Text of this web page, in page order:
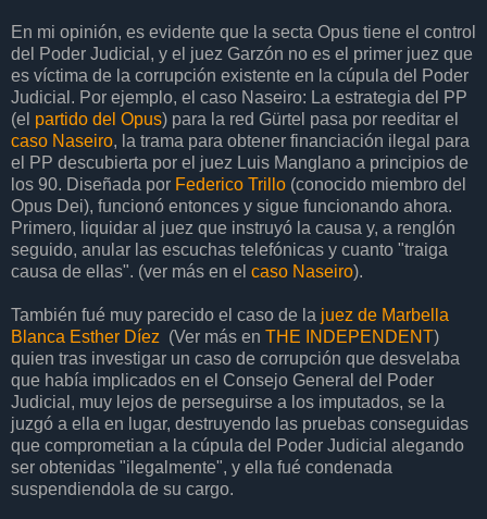
En mi opinión, es evidente que la secta Opus tiene el control
del Poder Judicial, y el juez Garzón no es el primer juez que
es víctima de la corrupción existente en la cúpula del Poder
Judicial. Por ejemplo, el caso Naseiro: La estrategia del PP
(el partido del Opus) para la red Gürtel pasa por reeditar el
caso Naseiro, la trama para obtener financiación ilegal para
el PP descubierta por el juez Luis Manglano a principios de
los 90. Diseñada por Federico Trillo (conocido miembro del
Opus Dei), funcionó entonces y sigue funcionando ahora.
Primero, liquidar al juez que instruyó la causa y, a renglón
seguido, anular las escuchas telefónicas y cuanto "traiga
causa de ellas". (ver más en el caso Naseiro).
También fué muy parecido el caso de la juez de Marbella
Blanca Esther Díez (Ver más en THE INDEPENDENT)
quien tras investigar un caso de corrupción que desvelaba
que había implicados en el Consejo General del Poder
Judicial, muy lejos de perseguirse a los imputados, se la
juzgó a ella en lugar, destruyendo las pruebas conseguidas
que comprometian a la cúpula del Poder Judicial alegando
ser obtenidas "ilegalmente", y ella fué condenada
suspendiendola de su cargo.